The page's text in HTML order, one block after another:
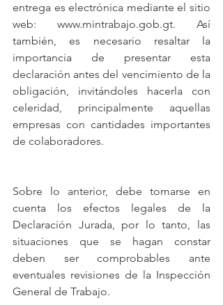
entrega es electrónica mediante el sitio
web: www.mintrabajo.gob.gt. Así
también, es necesario resaltar la
importancia de presentar esta
declaración antes del vencimiento de la
obligación, invitándoles hacerla con
celeridad, principalmente aquellas
empresas con cantidades importantes
de colaboradores.
Sobre lo anterior, debe tomarse en
cuenta los efectos legales de la
Declaración Jurada, por lo tanto, las
situaciones que se hagan constar
deben ser comprobables ante
eventuales revisiones de la Inspección
General de Trabajo.